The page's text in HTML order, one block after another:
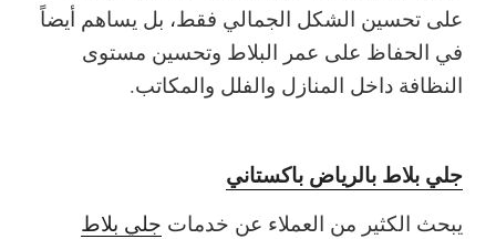
على تحسين الشكل الجمالي فقط، بل يساهم أيضاً
في الحفاظ على عمر البلاط وتحسين مستوى
النظافة داخل المنازل والفلل والمكاتب.
جلي بلاط بالرياض باكستاني
يبحث الكثير من العملاء عن خدمات جلي بلاط